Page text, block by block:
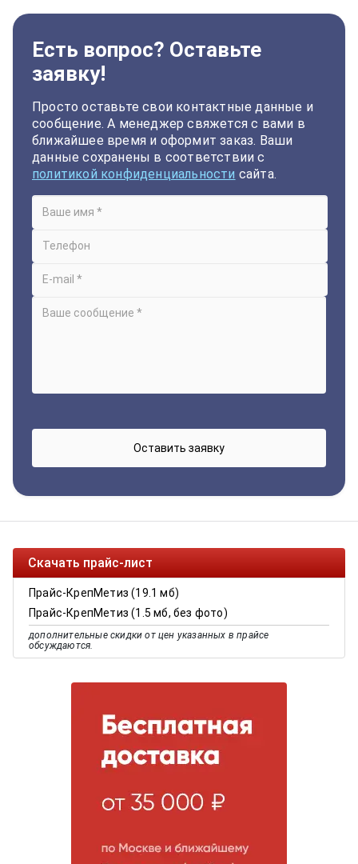
Есть вопрос? Оставьте
заявку!
Просто оставьте свои контактные данные и
сообщение. А менеджер свяжется с вами в
ближайшее время и оформит заказ. Ваши
данные сохранены в соответствии с
политикой конфиденциальности сайта.
Скачать прайс-лист
Прайс-КрепМетиз (19.1 мб)
Прайс-КрепМетиз (1.5 мб, без фото)
дополнительные скидки от цен указанных в прайсе
обсуждаются.